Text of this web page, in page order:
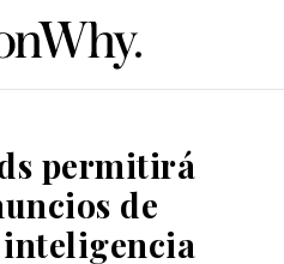
permitirá
de